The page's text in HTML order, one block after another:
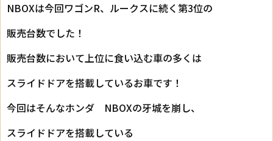
NBOXは今回ワゴンR、ルークスに続く第3位の
販売台数でした！
販売台数において上位に食い込む車の多くは
スライドドアを搭載しているお車です！
今回はそんなホンダ NBOXの牙城を崩し、
スライドドアを搭載している